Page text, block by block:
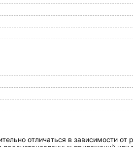
отличаться в зависимости от